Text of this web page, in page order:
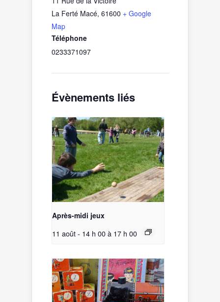
La Ferté Macé, 61600 + Google
Map
Téléphone
0233371097
Évènements liés
Après-midi jeux
11 août - 14 h 00à 17 h 00